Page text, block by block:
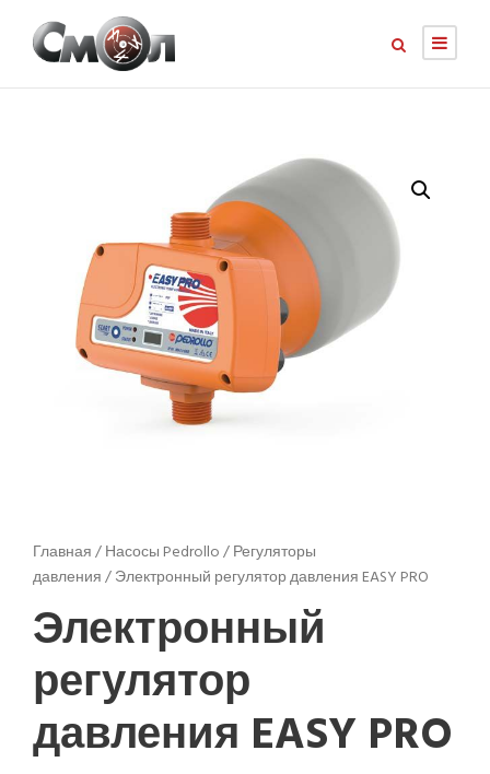
Главная/Насосы Pedrollo/Регуляторы
давления/ Электронный регулятор давления EASY PRO
Электронный
регулятор
давления EASY PRO